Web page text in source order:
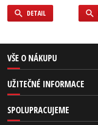
DETAIL
VŠE O NÁKUPU
UŽITEČNÉ INFORMACE
SPOLUPRACUJEME